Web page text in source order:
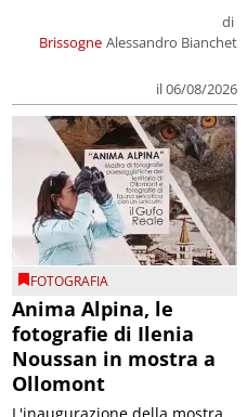
Brissogne
di
Alessandro Bianchet
il 06/08/2026
FOTOGRAFIA
Anima Alpina, le
fotografie di Ilenia
Noussan in mostra a
Ollomont